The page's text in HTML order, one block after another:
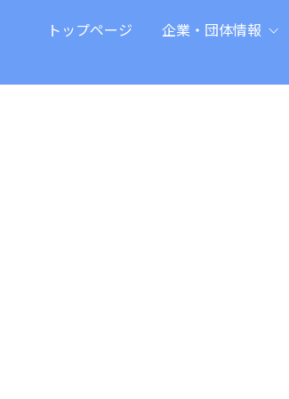
トップページ 企業・団体情報